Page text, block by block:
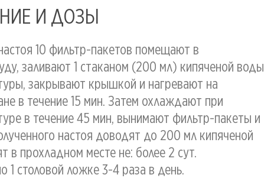
И ДОЗЫ
10 фильтр-пакетов помещают в
заливают 1 стаканом (200 мл) кипяченой воды
закрывают крышкой и нагревают на
в течение 15 мин. Затем охлаждают при
в течение 45 мин, вынимают фильтр-пакеты и
настоя доводят до 200 мл кипяченой
в прохладном месте не: более 2 сут.
1 столовой ложке 3-4 раза в день.